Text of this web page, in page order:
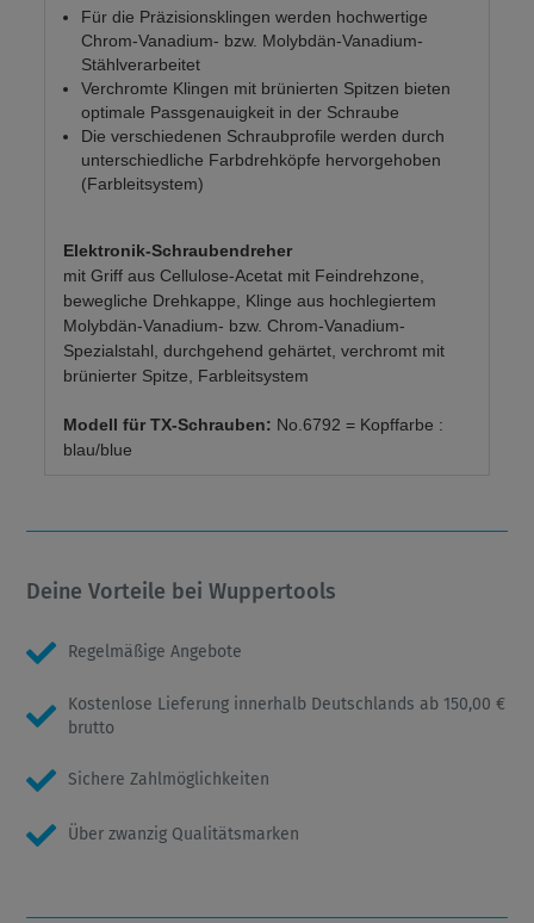
Für die Präzisionsklingen werden hochwertige
Chrom-Vanadium- bzw. Molybdän-Vanadium-
Stählverarbeitet
Verchromte Klingen mit brünierten Spitzen bieten
optimale Passgenauigkeit in der Schraube
Die verschiedenen Schraubprofile werden durch
unterschiedliche Farbdrehköpfe hervorgehoben
(Farbleitsystem)
Elektronik-Schraubendreher
mit Griff aus Cellulose-Acetat mit Feindrehzone,
bewegliche Drehkappe, Klinge aus hochlegiertem
Molybdän-Vanadium- bzw. Chrom-Vanadium-
Spezialstahl, durchgehend gehärtet, verchromt mit
brünierter Spitze, Farbleitsystem
Modell für TX-Schrauben: No.6792 = Kopffarbe :
blau/blue
Deine Vorteile bei Wuppertools
Regelmäßige Angebote
Kostenlose Lieferung innerhalb Deutschlands ab 150,00 €
brutto
Sichere Zahlmöglichkeiten
Über zwanzig Qualitätsmarken